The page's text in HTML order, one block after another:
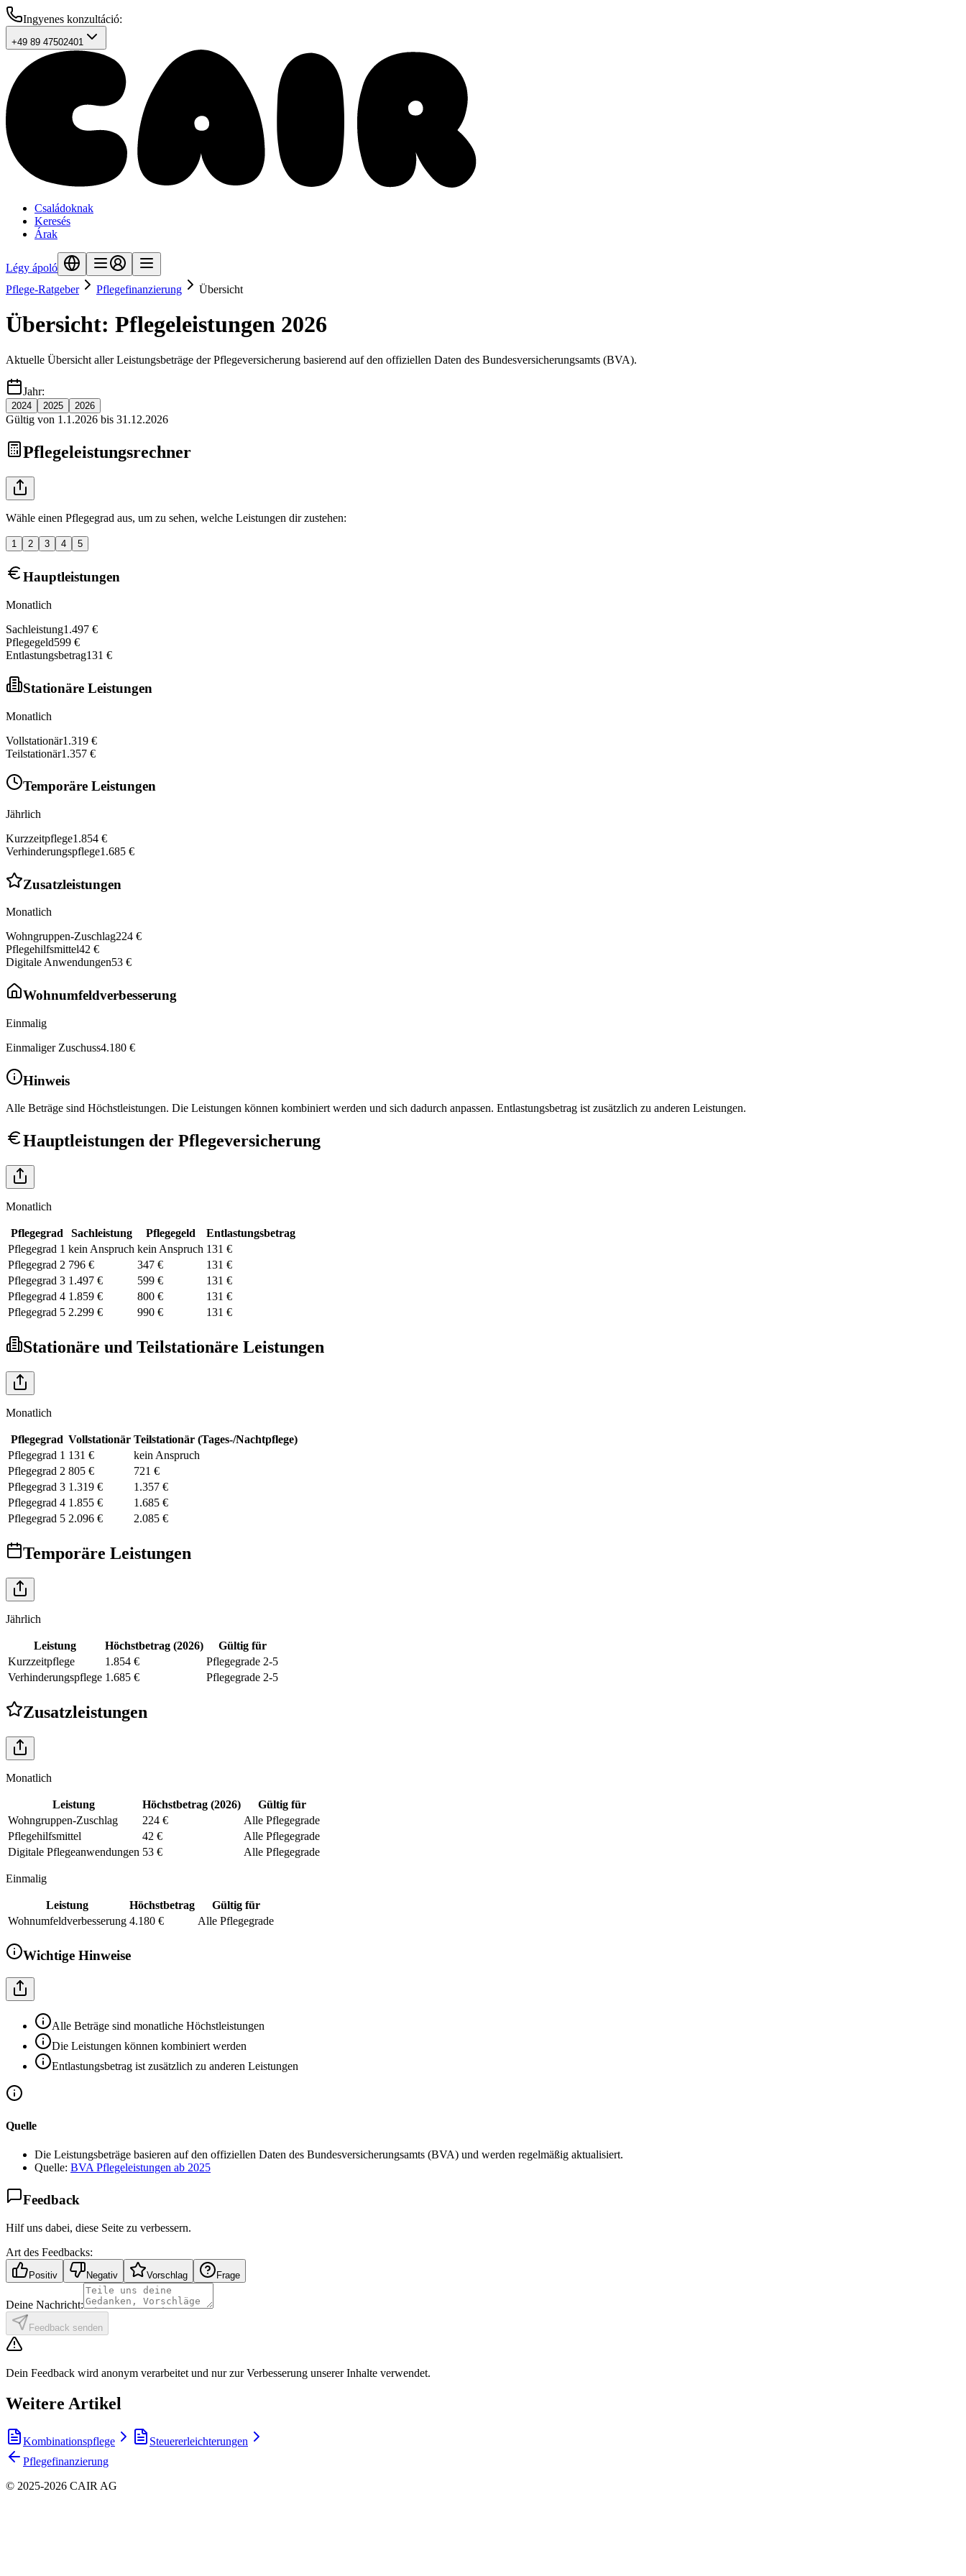
Ingyenes konzultáció:
+49 89 47502401
Családoknak
Keresés
Árak
Légy ápoló
Pflege-Ratgeber
Pflegefinanzierung Übersicht
Übersicht: Pflegeleistungen 2026
Aktuelle Übersicht aller Leistungsbeträge der Pflegeversicherung basierend auf den offiziellen Daten des Bundesversicherungsamts (BVA).
Jahr:
2024 2025 2026
Gültig von 1.1.2026 bis 31.12.2026
Pflegeleistungsrechner
Wähle einen Pflegegrad aus, um zu sehen, welche Leistungen dir zustehen:
1 2 3 4 5
Hauptleistungen
Monatlich
Sachleistung1.497 €
Pflegegeld599 €
Entlastungsbetrag131 €
Stationäre Leistungen
Monatlich
Vollstationär1.319 €
Teilstationär1.357 €
Temporäre Leistungen
Jährlich
Kurzzeitpflege1.854 €
Verhinderungspflege1.685 €
Zusatzleistungen
Monatlich
Wohngruppen-Zuschlag224 €
Pflegehilfsmittel42 €
Digitale Anwendungen53 €
Wohnumfeldverbesserung
Einmalig
Einmaliger Zuschuss4.180 €
Hinweis
Alle Beträge sind Höchstleistungen. Die Leistungen können kombiniert werden und sich dadurch anpassen. Entlastungsbetrag ist zusätzlich zu anderen Leistungen.
Hauptleistungen der Pflegeversicherung
Monatlich
Pflegegrad Sachleistung Pflegegeld
Entlastungsbetrag
Pflegegrad 1 kein Anspruch kein Anspruch 131 €
Pflegegrad 2 796 € 347 €
131 €
Pflegegrad 3 1.497 € 599 €
131 €
Pflegegrad 4 1.859 € 800 €
131 €
Pflegegrad 5 2.299 € 990 € 131 €
Stationäre und Teilstationäre Leistungen
Monatlich
Pflegegrad Vollstationär Teilstationär (Tages-/Nachtpflege)
Pflegegrad 1 131 €
kein Anspruch
Pflegegrad 2 805 €
721 €
Pflegegrad 3 1.319 €
1.357 €
Pflegegrad 4 1.855 €
1.685 €
Pflegegrad 5 2.096 € 2.085 €
Temporäre Leistungen
Jährlich
Leistung Höchstbetrag (2026)
Gültig für
Kurzzeitpflege
1.854 €
Pflegegrade 2-5
Verhinderungspflege 1.685 € Pflegegrade 2-5
Zusatzleistungen
Monatlich
Leistung Höchstbetrag (2026)
Gültig für
Wohngruppen-Zuschlag
224 €
Alle Pflegegrade
Pflegehilfsmittel
42 €
Alle Pflegegrade
Digitale Pflegeanwendungen 53 € Alle Pflegegrade
Einmalig
Leistung Höchstbetrag
Gültig für
Wohnumfeldverbesserung 4.180 € Alle Pflegegrade
Wichtige Hinweise
Alle Beträge sind monatliche Höchstleistungen
Die Leistungen können kombiniert werden
Entlastungsbetrag ist zusätzlich zu anderen Leistungen
Quelle
Die Leistungsbeträge basieren auf den offiziellen Daten des Bundesversicherungsamts (BVA) und werden regelmäßig aktualisiert.
Quelle: BVA Pflegeleistungen ab 2025
Feedback
Hilf uns dabei, diese Seite zu verbessern.
Art des Feedbacks:
Positiv Negativ Vorschlag Frage
Deine Nachricht:
Feedback senden
Dein Feedback wird anonym verarbeitet und nur zur Verbesserung unserer Inhalte verwendet.
Weitere Artikel
Kombinationspflege
Steuererleichterungen
Pflegefinanzierung
© 2025-2026 CAIR AG